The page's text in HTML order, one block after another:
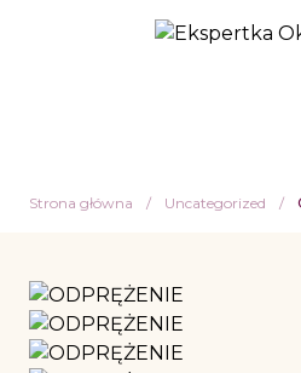
Strona główna / Uncategorized /